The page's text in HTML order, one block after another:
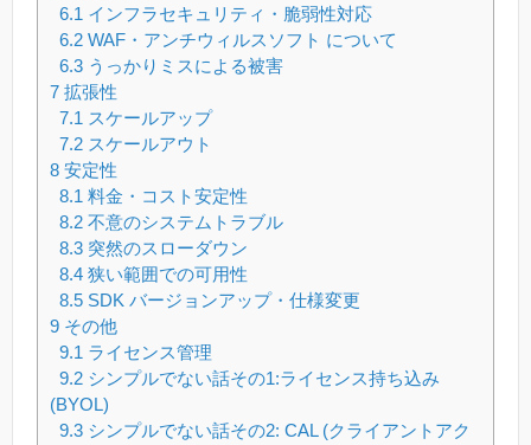
6.1 インフラセキュリティ・脆弱性対応
6.2 WAF・アンチウィルスソフト について
6.3 うっかりミスによる被害
7 拡張性
7.1 スケールアップ
7.2 スケールアウト
8 安定性
8.1 料金・コスト安定性
8.2 不意のシステムトラブル
8.3 突然のスローダウン
8.4 狭い範囲での可用性
8.5 SDK バージョンアップ・仕様変更
9 その他
9.1 ライセンス管理
9.2 シンプルでない話その1:ライセンス持ち込み
(BYOL)
9.3 シンプルでない話その2: CAL (クライアントアク